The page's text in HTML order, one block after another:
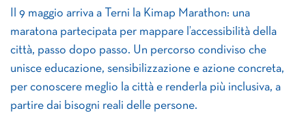
Il 9 maggio arriva a Terni la Kimap Marathon: una
maratona partecipata per mappare l’accessibilità della
città, passo dopo passo. Un percorso condiviso che
unisce educazione, sensibilizzazione e azione concreta,
per conoscere meglio la città e renderla più inclusiva, a
partire dai bisogni reali delle persone.